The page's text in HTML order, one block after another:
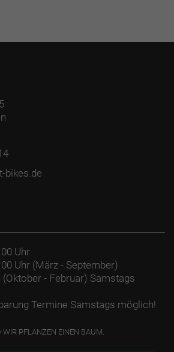
bikes.de
Uhr
Uhr (März - September)
- Februar) Samstags
Termine Samstags möglich!
PFLANZEN EINEN BAUM.